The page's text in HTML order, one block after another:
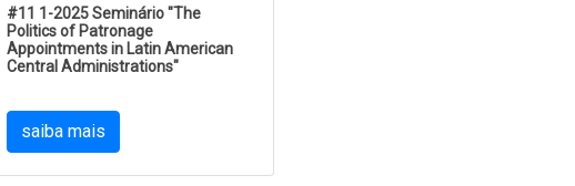
#11 1-2025 Seminário "The
Politics of Patronage
Appointments in Latin American
Central Administrations"
saiba mais